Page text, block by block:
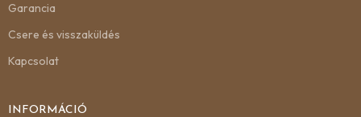
Garancia
Csere és visszaküldés
Kapcsolat
INFORMÁCIÓ